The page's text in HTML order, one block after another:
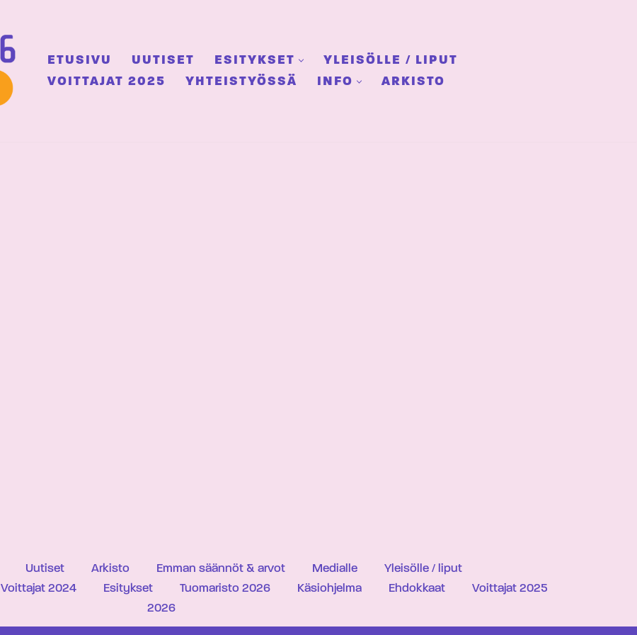
ETUSIVU UUTISET ESITYKSET
YLEISÖLLE / LIPUT
VOITTAJAT 2025
YHTEISTYÖSSÄ INFO ARKISTO
Uutiset Arkisto Emman säännöt & arvot Medialle
Yleisölle / liput
Voittajat 2024 Esitykset Tuomaristo 2026 Käsiohjelma Ehdokkaat
Voittajat 2025
2026